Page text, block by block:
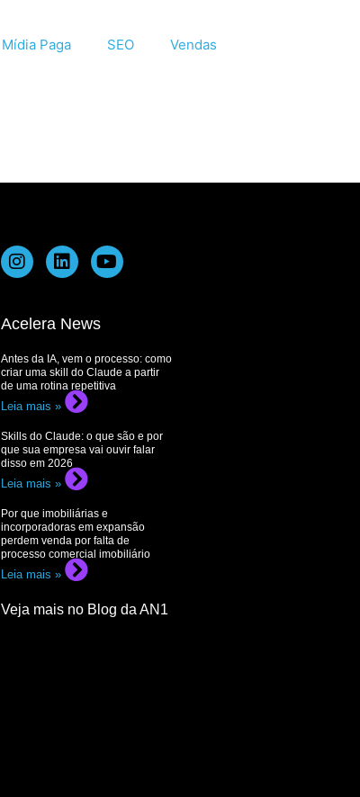
Mídia Paga SEO Vendas
Acelera News
Antes da IA, vem o processo: como
criar uma skill do Claude a partir
de uma rotina repetitiva
Leia mais »
Skills do Claude: o que são e por
que sua empresa vai ouvir falar
disso em 2026
Leia mais »
Por que imobiliárias e
incorporadoras em expansão
perdem venda por falta de
processo comercial imobiliário
Leia mais »
Veja mais no Blog da AN1